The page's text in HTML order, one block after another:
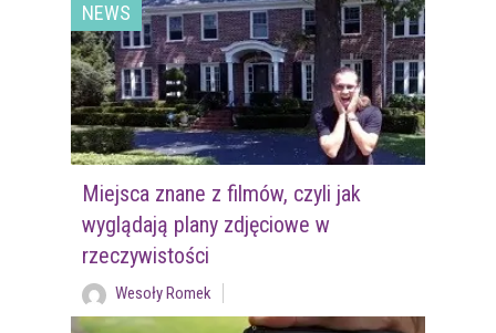
NEWS
Miejsca znane z filmów, czyli jak
wyglądają plany zdjęciowe w
rzeczywistości
Wesoły Romek